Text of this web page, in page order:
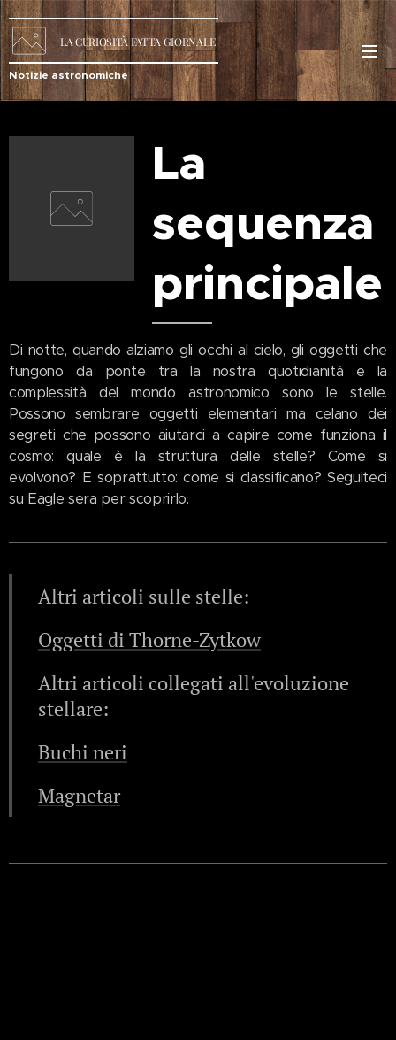
LACURIOSITÀ FATTA GIORNALE
Notizie astronomiche
La
sequenza
principale
Di notte, quando alziamo gli occhi al cielo, gli oggetti che
fungono da ponte tra la nostra quotidianità e la
complessità del mondo astronomico sono le stelle.
Possono sembrare oggetti elementari ma celano dei
segreti che possono aiutarci a capire come funziona il
cosmo: quale è la struttura delle stelle? Come si
evolvono? E soprattutto: come si classificano? Seguiteci
su Eagle sera per scoprirlo.
Altri articoli sulle stelle:
Oggetti di Thorne-Zytkow
Altri articoli collegati all'evoluzione
stellare:
Buchi neri
Magnetar